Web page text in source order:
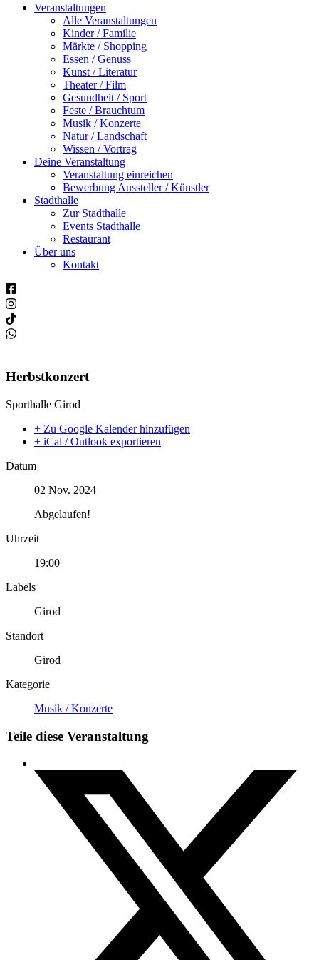
Veranstaltungen
Alle Veranstaltungen
Kinder / Familie
Märkte / Shopping
Essen / Genuss
Kunst / Literatur
Theater / Film
Gesundheit / Sport
Feste / Brauchtum
Musik / Konzerte
Natur / Landschaft
Wissen / Vortrag
Deine Veranstaltung
Veranstaltung einreichen
Bewerbung Aussteller / Künstler
Stadthalle
Zur Stadthalle
Events Stadthalle
Restaurant
Über uns
Kontakt
Herbstkonzert
Sporthalle Girod
+ Zu Google Kalender hinzufügen
+ iCal / Outlook exportieren
Datum
02 Nov. 2024
Abgelaufen!
Uhrzeit
19:00
Labels
Girod
Standort
Girod
Kategorie
Musik / Konzerte
Teile diese Veranstaltung